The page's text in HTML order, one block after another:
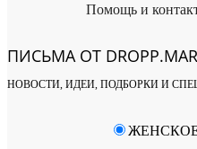
Помощь и
ПИСЬМА ОТ
НОВОСТИ, ИДЕИ, ПОДБОРКИ И